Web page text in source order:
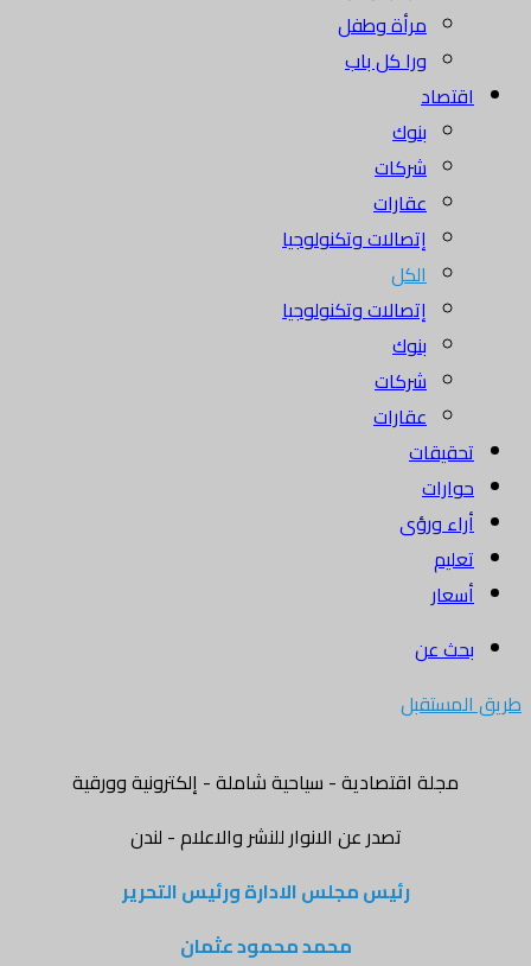
مرأة وطفل
ورا كل باب
اقتصاد
بنوك
شركات
عقارات
إتصالات وتكنولوجيا
الكل
إتصالات وتكنولوجيا
بنوك
شركات
عقارات
تحقيقات
حوارات
أراء ورؤى
تعليم
أسعار
بحث عن
طريق المستقبل
مجلة اقتصادية - سياحية شاملة - إلكترونية وورقية
تصدر عن الانوار للنشر والاعلام - لندن
رئيس مجلس الادارة ورئيس التحرير
محمد محمود عثمان